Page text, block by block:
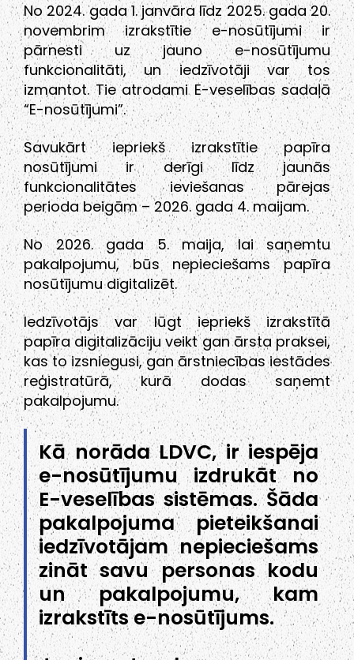
No 2024. gada 1. janvāra līdz 2025. gada 20.
novembrim izrakstītie e-nosūtījumi ir
pārnesti uz jauno e-nosūtījumu
funkcionalitāti, un iedzīvotāji var tos
izmantot. Tie atrodami E-veselības sadaļā
“E-nosūtījumi”.
Savukārt iepriekš izrakstītie papīra
nosūtījumi ir derīgi līdz jaunās
funkcionalitātes ieviešanas pārejas
perioda beigām – 2026. gada 4. maijam.
No 2026. gada 5. maija, lai saņemtu
pakalpojumu, būs nepieciešams papīra
nosūtījumu digitalizēt.
Iedzīvotājs var lūgt iepriekš izrakstītā
papīra digitalizāciju veikt gan ārsta praksei,
kas to izsniegusi, gan ārstniecības iestādes
reģistratūrā, kurā dodas saņemt
pakalpojumu.
Kā norāda LDVC, ir iespēja
e-nosūtījumu izdrukāt no
E-veselības sistēmas. Šāda
pakalpojuma pieteikšanai
iedzīvotājam nepieciešams
zināt savu personas kodu
un pakalpojumu, kam
izrakstīts e-nosūtījums.